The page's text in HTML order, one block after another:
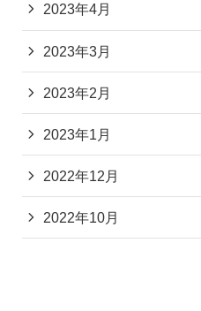
2023年4月
2023年3月
2023年2月
2023年1月
2022年12月
2022年10月